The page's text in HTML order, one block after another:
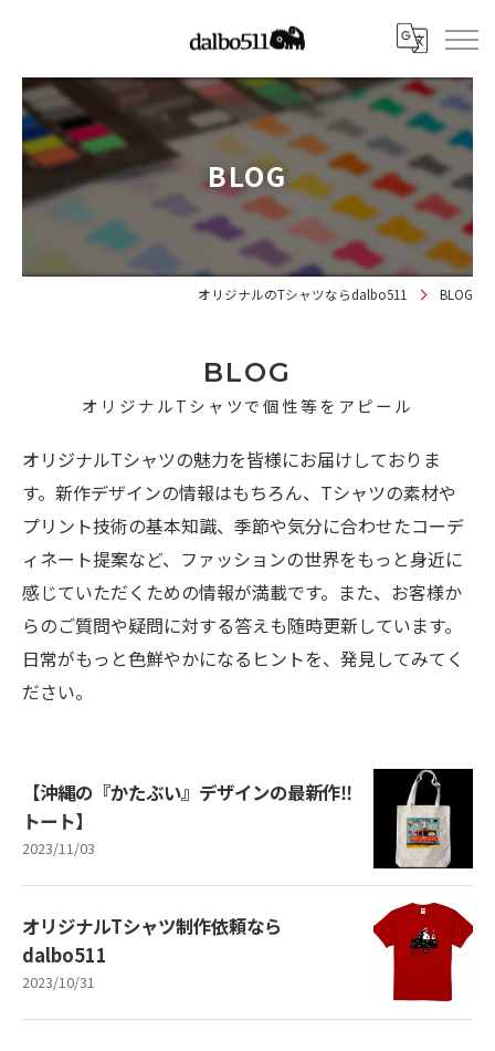
BLOG
オリジナルのTシャツならdalbo511 BLOG
BLOG
オリジナルTシャツで個性等をアピール
オリジナルTシャツの魅力を皆様にお届けしておりま
す。新作デザインの情報はもちろん、Tシャツの素材や
プリント技術の基本知識、季節や気分に合わせたコーデ
ィネート提案など、ファッションの世界をもっと身近に
感じていただくための情報が満載です。また、お客様か
らのご質問や疑問に対する答えも随時更新しています。
日常がもっと色鮮やかになるヒントを、発見してみてく
ださい。
【沖縄の『かたぶい』デザインの最新作‼
トート️】
2023/11/03
オリジナルTシャツ制作依頼なら
dalbo511
2023/10/31